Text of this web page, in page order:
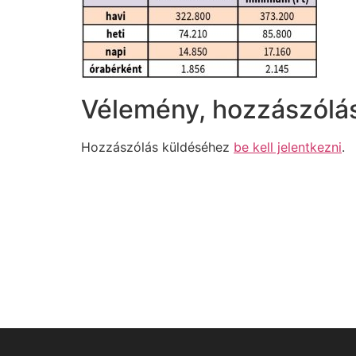
Vélemény,
Hozzászólás küldéséhez be kell jelentkezni.